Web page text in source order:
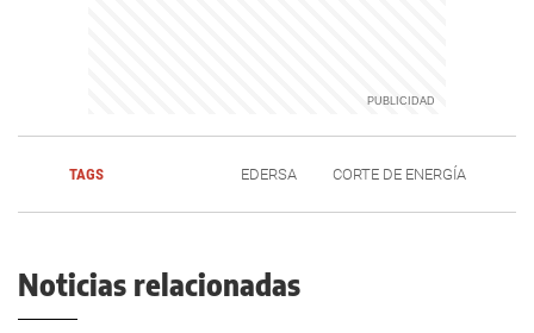
TAGS EDERSA CORTE DE ENERGÍA
Noticias relacionadas